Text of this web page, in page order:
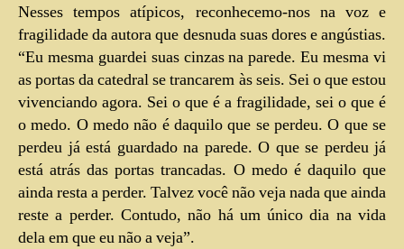
Nesses tempos atípicos, reconhecemo-nos na voz e
fragilidade da autora que desnuda suas dores e angústias.
“Eu mesma guardei suas cinzas na parede. Eu mesma vi
as portas da catedral se trancarem às seis. Sei o que estou
vivenciando agora. Sei o que é a fragilidade, sei o que é
o medo. O medo não é daquilo que se perdeu. O que se
perdeu já está guardado na parede. O que se perdeu já
está atrás das portas trancadas. O medo é daquilo que
ainda resta a perder. Talvez você não veja nada que ainda
reste a perder. Contudo, não há um único dia na vida
dela em que eu não a veja”.